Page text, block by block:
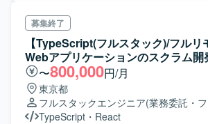
身の契約情報確認や各種変更手続きを行
ページの機能
募集終了
【TypeScript(フルスタック)/フルリ
Webアプリケーションのスクラム開
〜800,000円/月
東京都
フルスタックエンジニア(業務委託・
TypeScript ・ React